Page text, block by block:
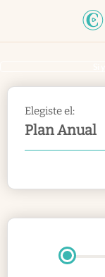
Elegiste el:
Plan Anual